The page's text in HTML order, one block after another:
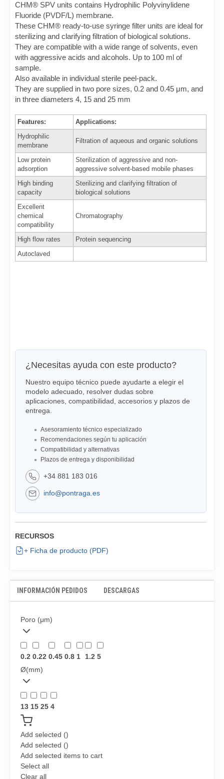
CHM® SPV units contains Hydrophilic Polyvinylidene
Fluoride (PVDF/L) membrane.
These CHM® ready-to-use syringe filter units are ideal for
sterilizing and clarifying filtration of biological solutions.
They are compatible with a wide range of solvents, even
with aggressive acids and alcohols. Up to 100 ml of
sample.
Also available in individual sterile peel-pack.
They are supplied in two pore sizes, 0.2 and 0.45 μm, and
in three diameters 4, 15 and 25 mm
Features:
Applications:
Hydrophilic
membrane
Filtration of aqueous and organic solutions
Low protein
adsorption
Sterilization of aggressive and non-
aggressive solvent-based mobile phases
High binding
capacity
Sterilizing and clarifying filtration of
biological solutions
Excellent
chemical
compatibility
Chromatography
High flow rates
Protein sequencing
Autoclaved
¿Necesitas ayuda con este producto?
Nuestro equipo técnico puede ayudarte a elegir el
modelo adecuado, resolver dudas sobre
aplicaciones, compatibilidad, accesorios y plazos de
entrega.
Asesoramiento técnico especializado
Recomendaciones según tu aplicación
Compatibilidad y alternativas
Plazos de entrega y disponibilidad
+34 881 183 016
info@pontraga.es
RECURSOS
+ Ficha de producto (PDF)
INFORMACIÓN PEDIDOS DESCARGAS
Poro (μm)
0.2 0.22 0.45 0.8 1 1.2 5
Ø(mm)
13 15 25 4
Add selected ()
Add selected ()
Add selected items to cart
Select all
Clear all